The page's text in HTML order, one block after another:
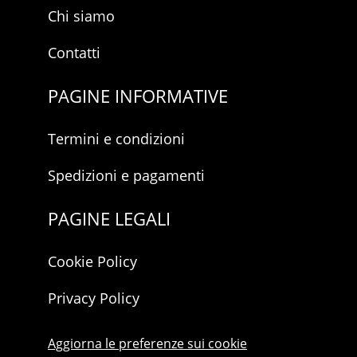
Chi siamo
Contatti
PAGINE INFORMATIVE
Termini e condizioni
Spedizioni e pagamenti
PAGINE LEGALI
Cookie Policy
Privacy Policy
Aggiorna le preferenze sui cookie